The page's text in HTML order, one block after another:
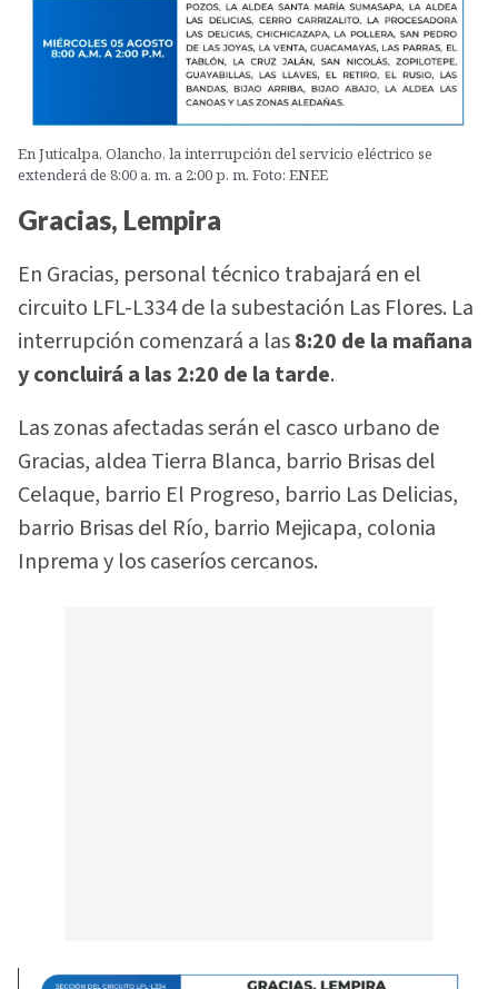
En Juticalpa, Olancho, la interrupción del servicio eléctrico se
extenderá de 8:00 a. m. a 2:00 p. m. Foto: ENEE
Gracias, Lempira
En Gracias, personal técnico trabajará en el
circuito LFL-L334 de la subestación Las Flores. La
interrupción comenzará a las8:20 de la mañana
y concluirá a las 2:20 de la tarde.
Las zonas afectadas serán el casco urbano de
Gracias, aldea Tierra Blanca, barrio Brisas del
Celaque, barrio El Progreso, barrio Las Delicias,
barrio Brisas del Río, barrio Mejicapa, colonia
Inprema y los caseríos cercanos.